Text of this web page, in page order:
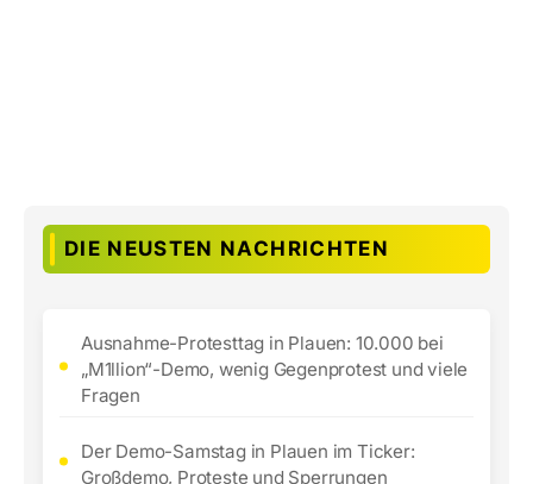
DIE NEUSTEN NACHRICHTEN
Ausnahme-Protesttag in Plauen: 10.000 bei
„M1llion“-Demo, wenig Gegenprotest und viele
Fragen
Der Demo-Samstag in Plauen im Ticker:
Großdemo, Proteste und Sperrungen